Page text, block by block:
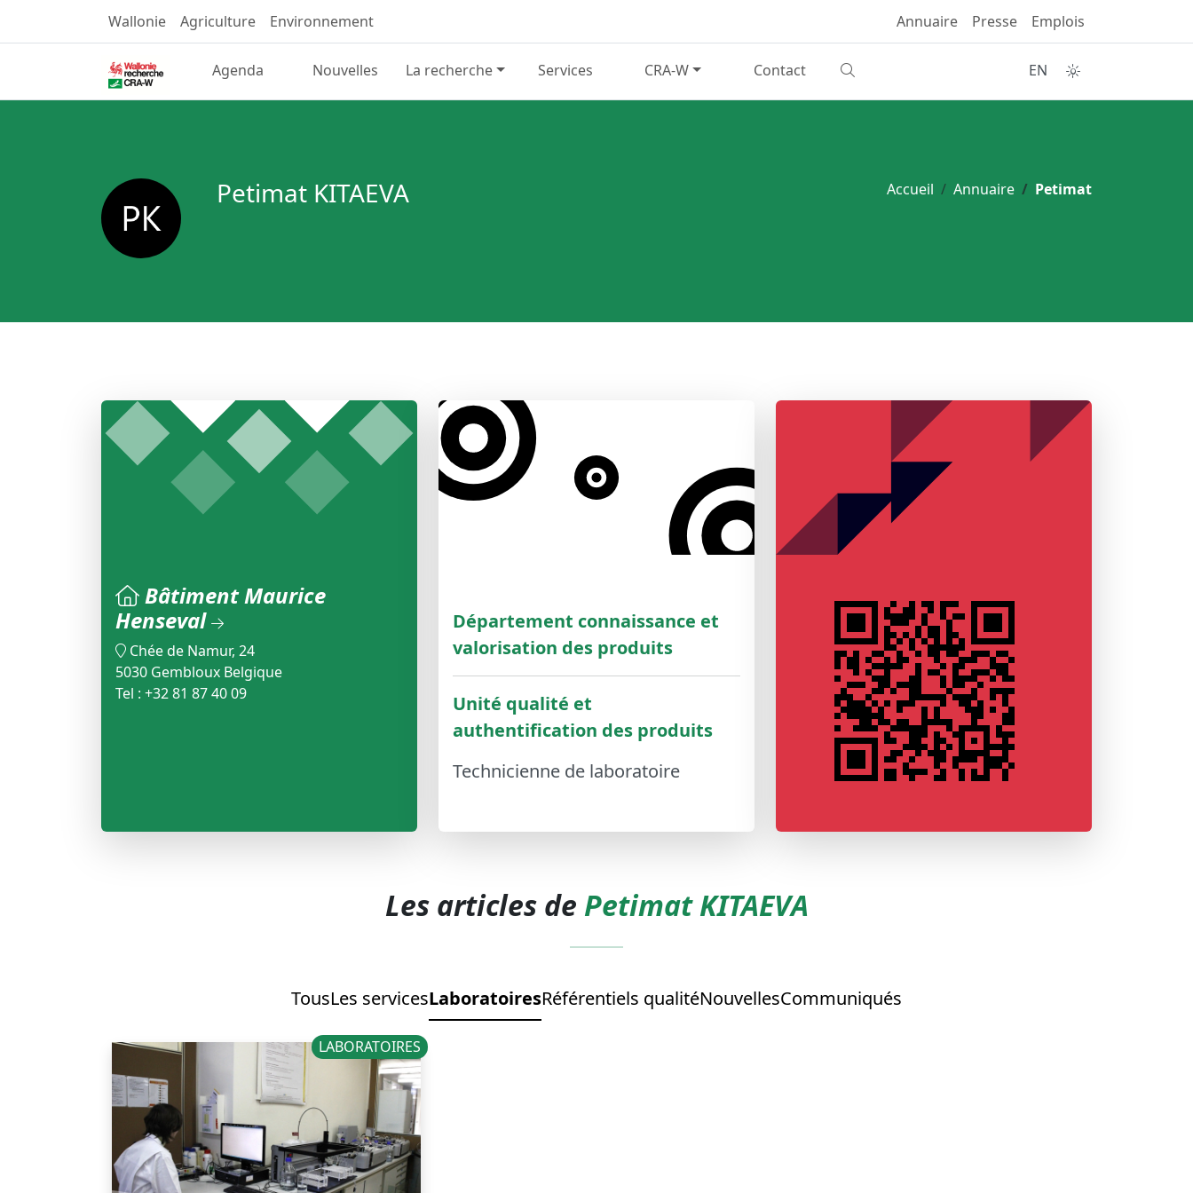
Wallonie Agriculture Environnement Annuaire Presse Emplois
Agenda Nouvelles La recherche Services CRA-W Contact EN
Accueil Annuaire Petimat
Petimat KITAEVA
Bâtiment Maurice
Henseval
Chée de Namur, 24
5030 Gembloux Belgique
Tel : +32 81 87 40 09
Département connaissance et
valorisation des produits
Unité qualité et
authentification des produits
Technicienne de laboratoire
Les articles de Petimat KITAEVA
TousLes servicesLaboratoiresRéférentiels qualitéNouvellesCommuniqués
LABORATOIRES